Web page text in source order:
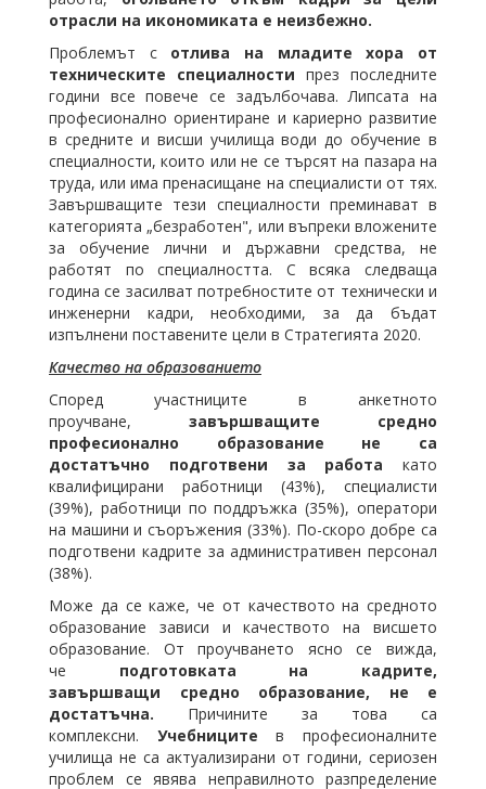
отрасли на икономиката е неизбежно.
Проблемът с отлива на младите хора от
техническите специалности през последните
години все повече се задълбочава. Липсата на
професионално ориентиране и кариерно развитие
в средните и висши училища води до обучение в
специалности, които или не се търсят на пазара на
труда, или има пренасищане на специалисти от тях.
Завършващите тези специалности преминават в
категорията „безработен", или въпреки вложените
за обучение лични и държавни средства, не
работят по специалността. С всяка следваща
година се засилват потребностите от технически и
инженерни кадри, необходими, за да бъдат
изпълнени поставените цели в Стратегията 2020.
Качество на образованието
Според участниците в анкетното
проучване, завършващите средно
професионално образование
не са
достатъчно подготвени за работа като
квалифицирани работници (43%), специалисти
(39%), работници по поддръжка (35%), оператори
на машини и съоръжения (33%). По-скоро добре са
подготвени кадрите за административен персонал
(38%).
Може да се каже, че от качеството на средното
образование зависи и качеството на висшето
образование. От проучването ясно се вижда,
че подготовката на кадрите,
завършващи средно образование, не е
достатъчна. Причините за това са
комплексни. Учебниците в професионалните
училища не са актуализирани от години, сериозен
проблем се явява неправилното разпределение